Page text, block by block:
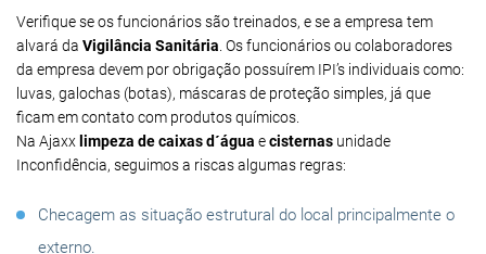
Verifique se os funcionários são treinados, e se a empresa tem
alvará da Vigilância Sanitária . Os funcionários ou colaboradores
da empresa devem por obrigação possuírem IPI’s individuais como:
luvas, galochas (botas), máscaras de proteção simples, já que
ficam em contato com produtos químicos.
Na Ajaxx limpeza de caixas d´água ecisternas unidade
Inconfidência, seguimos a riscas algumas regras:
Checagem as situação estrutural do local principalmente o
externo.